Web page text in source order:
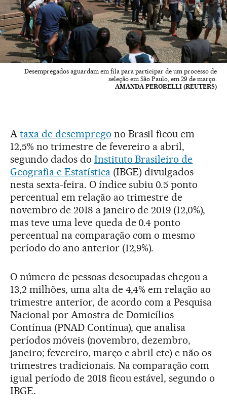
Desempregados aguardam em fila para participar de um processo de
seleção em São Paulo, em 29 de março.
AMANDA PEROBELLI (REUTERS)
Ataxa de desemprego no Brasil ficou em
12,5% no trimestre de fevereiro a abril,
segundo dados do Instituto Brasileiro de
Geografia e Estatística(IBGE) divulgados
nesta sexta-feira. O índice subiu 0.5 ponto
percentual em relação ao trimestre de
novembro de 2018 a janeiro de 2019 (12,0%),
mas teve uma leve queda de 0.4 ponto
percentual na comparação com o mesmo
período do ano anterior (12,9%).
O número de pessoas desocupadas chegou a
13,2 milhões, uma alta de 4,4% em relação ao
trimestre anterior, de acordo com a Pesquisa
Nacional por Amostra de Domicílios
Contínua (PNAD Contínua), que analisa
períodos móveis (novembro, dezembro,
janeiro; fevereiro, março e abril etc) e não os
trimestres tradicionais. Na comparação com
igual período de 2018 ficou estável, segundo o
IBGE.